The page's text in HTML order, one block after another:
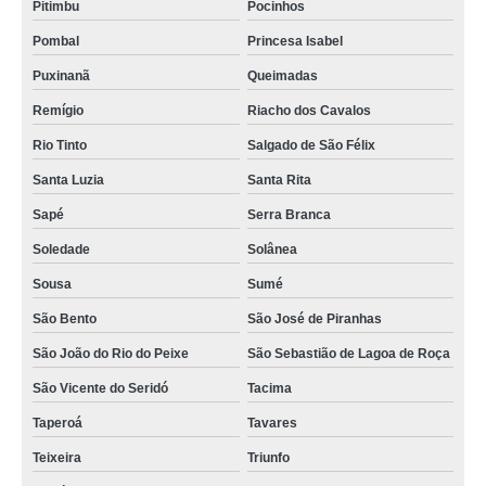
empresa de aluguel de sala reunião Alagoinha
empresa que faz aluguel de espaço para reunião Taperoá
onde tem sala para reuniões para alugar Bananeiras
sala para reuniões para alugar preço Cachoeira dos Índios
onde tem sala de reuniões para alugar Bananeiras
aluguel de sala de reuniões preço Juazeirinho
aluguel sala reunião preço Esperança
empresa que faz aluguel de sala reunião Conde
salas para alugar por hora preço Gado Bravo
sala de reuniões para alugar preço Santa Rita
onde encontrar sala para reuniões para alugar Itaporanga
Pitimbu Pocinhos
Pombal Princesa Isabel
Puxinanã Queimadas
Remígio Riacho dos Cavalos
Rio Tinto Salgado de São Félix
Santa Luzia Santa Rita
Sapé Serra Branca
Soledade Solânea
Sousa Sumé
São Bento São José de Piranhas
São João do Rio do Peixe São Sebastião de Lagoa de Roça
São Vicente do Seridó Tacima
Taperoá Tavares
Teixeira Triunfo